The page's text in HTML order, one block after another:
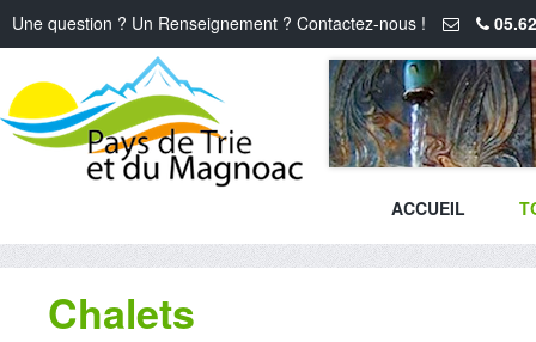
Une question ? Un Renseignement ? Contactez-nous !
ACCUEIL
Chalets